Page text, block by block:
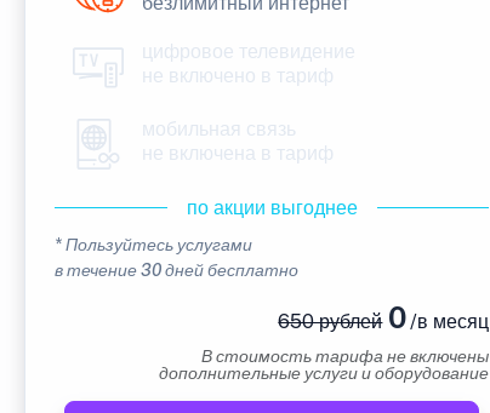
цифровое телевидение
не включено в тариф
мобильная связь
не включена в тариф
по акции выгоднее
* Пользуйтесь услугами
в течение 30 дней бесплатно
650 рублей0/в месяц
В стоимость тарифа не включены
дополнительные услуги и оборудование